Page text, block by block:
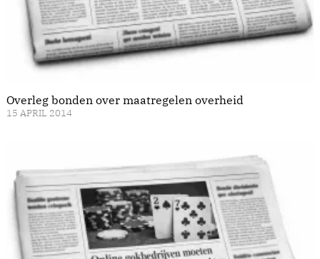
Overleg bonden over maatregelen overheid
15 APRIL 2014